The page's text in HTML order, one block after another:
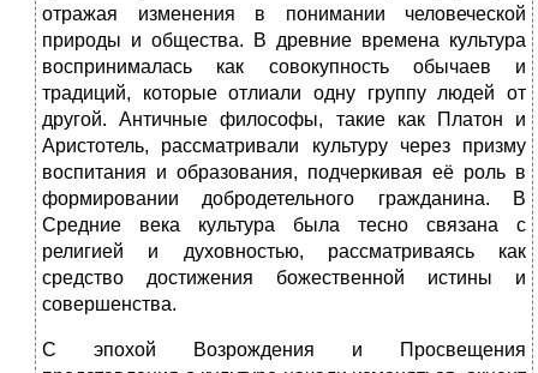
отражая изменения в понимании человеческой
природы и общества. В древние времена культура
воспринималась как совокупность обычаев и
традиций, которые отлиали одну группу людей от
другой. Античные философы, такие как Платон и
Аристотель, рассматривали культуру через призму
воспитания и образования, подчеркивая её роль в
формировании добродетельного гражданина. В
Средние века культура была тесно связана с
религией и духовностью, рассматриваясь как
средство достижения божественной истины и
совершенства.
С эпохой Возрождения и Просвещения